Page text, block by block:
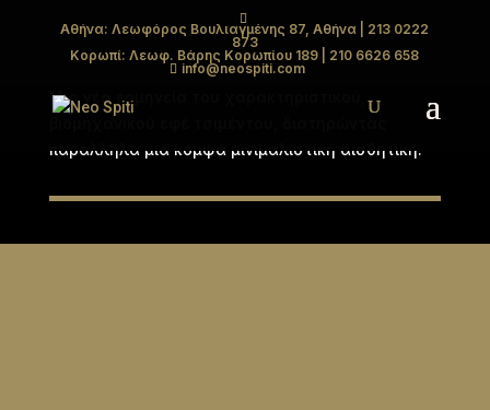
Αθήνα: Λεωφόρος Βουλιαγμένης 87, Αθήνα | 213 0222
873
Κορωπί: Λεωφ. Βάρης Κορωπίου 189 | 210 6626 658
info@neospiti.com
MAXXI
Μια νέα ερμηνεία του χαρακτηριστικού,
παράλληλα μια κομψά μινιμαλιστική αισθητική.